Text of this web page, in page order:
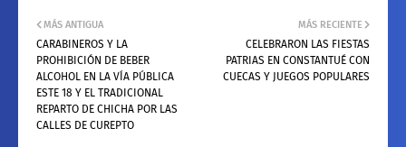
MÁS RECIENTE
CELEBRARON LAS FIESTAS
PATRIAS EN CONSTANTUÉ CON
CUECAS Y JUEGOS POPULARES
MÁS ANTIGUA
CARABINEROS Y LA
PROHIBICIÓN DE BEBER
ALCOHOL EN LA VÍA PÚBLICA
ESTE 18 Y EL TRADICIONAL
REPARTO DE CHICHA POR LAS
CALLES DE CUREPTO